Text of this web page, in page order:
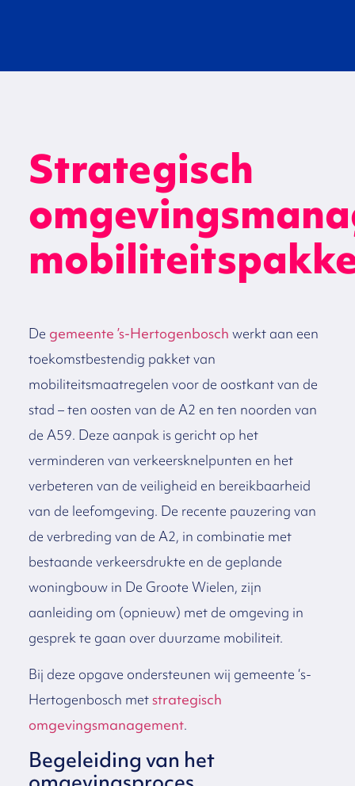
Strategisch
De gemeente ’s-Hertogenbosch werkt aan een
toekomstbestendig pakket van
mobiliteitsmaatregelen voor de oostkant van de
stad – ten oosten van de A2 en ten noorden van
de A59. Deze aanpak is gericht op het
verminderen van verkeersknelpunten en het
verbeteren van de veiligheid en bereikbaarheid
van de leefomgeving. De recente pauzering van
de verbreding van de A2, in combinatie met
bestaande verkeersdrukte en de geplande
woningbouw in De Groote Wielen, zijn
aanleiding om (opnieuw) met de omgeving in
gesprek te gaan over duurzame mobiliteit.
Bij deze opgave ondersteunen wij gemeente ‘s-
Hertogenbosch metstrategisch
omgevingsmanagement.
Begeleiding van het